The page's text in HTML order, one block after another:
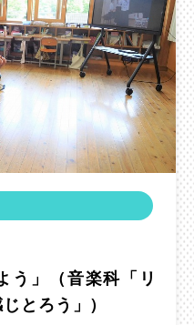
う」（音楽科「リ
とろう」）